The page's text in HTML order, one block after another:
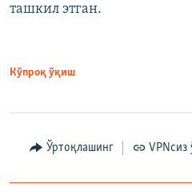
ташкил этган.
Кўпроқ ўқиш
Ўртоқлашинг VPNсиз